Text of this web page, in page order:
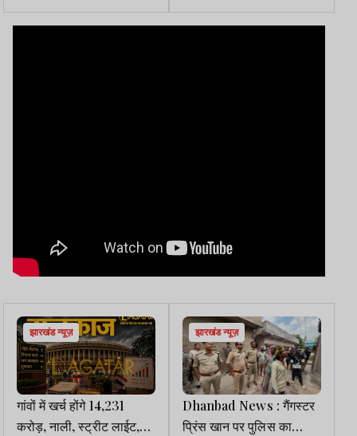
आवासों पर आयकर विभाग का
छापा
सरकार कार्रवाई करे: भाकपा
माले
झारखंड न्यूज़
गांवों में खर्च होंगे 14,231
करोड़, नाली, स्ट्रीट लाईट,
झारखंड न्यूज़
Dhanbad News : गैंगस्टर
प्रिंस खान पर पुलिस का